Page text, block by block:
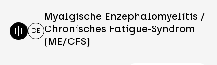
DE
Myalgische Enzephalomyelitis /
Chronisches Fatigue-Syndrom
(ME/CFS)